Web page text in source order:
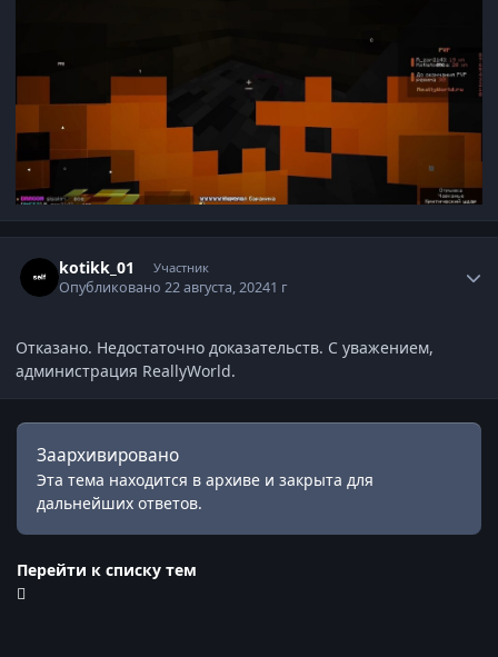
kotikk_01 Участник
Опубликовано22 августа, 20241 г
Отказано. Недостаточно доказательств. С уважением,
администрация ReallyWorld.
Заархивировано
Эта тема находится в архиве и закрыта для
дальнейших ответов.
Перейти к списку тем